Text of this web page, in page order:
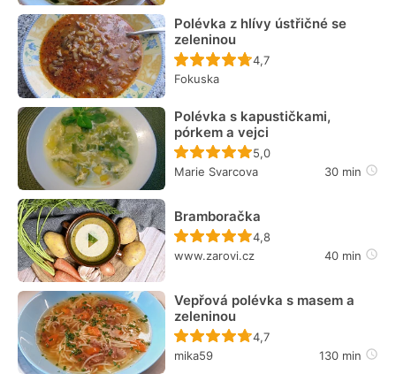
Polévka z hlívy ústřičné se
zeleninou
Recept ještě nebyl
4,7
Fokuska
Polévka s kapustičkami,
pórkem a vejci
Recept ještě nebyl
5,0
Marie Svarcova
30 min
Bramboračka
Recept ještě nebyl
4,8
www.zarovi.cz
40 min
Vepřová polévka s masem a
zeleninou
Recept ještě nebyl
4,7
mika59
130 min